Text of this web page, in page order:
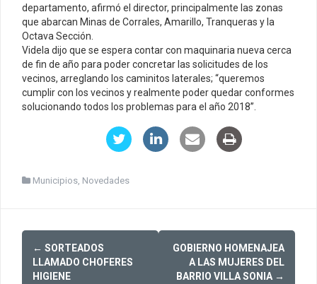
departamento, afirmó el director, principalmente las zonas
que abarcan Minas de Corrales, Amarillo, Tranqueras y la
Octava Sección.
Videla dijo que se espera contar con maquinaria nueva cerca
de fin de año para poder concretar las solicitudes de los
vecinos, arreglando los caminitos laterales; “queremos
cumplir con los vecinos y realmente poder quedar conformes
solucionando todos los problemas para el año 2018”.
Municipios Novedades
Post
navigation
← SORTEADOS
LLAMADO CHOFERES
HIGIENE
GOBIERNO HOMENAJEA
A LAS MUJERES DEL
BARRIO VILLA SONIA →